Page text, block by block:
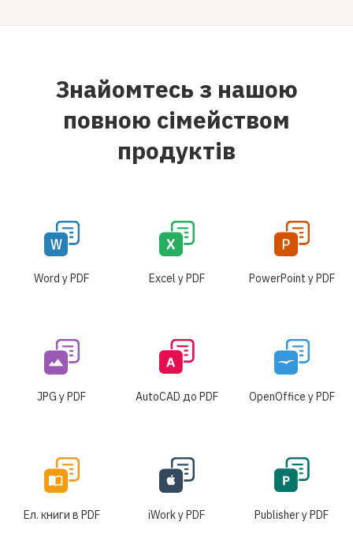
Знайомтесь з нашою
повною сімейством
продуктів
Word у PDF Excel у PDF PowerPoint у PDF
JPG у PDF AutoCAD до PDF OpenOffice у PDF
Ел. книги в PDF iWork у PDF Publisher у PDF